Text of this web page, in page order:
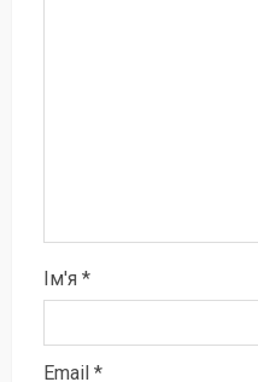
Ім'я *
Email *